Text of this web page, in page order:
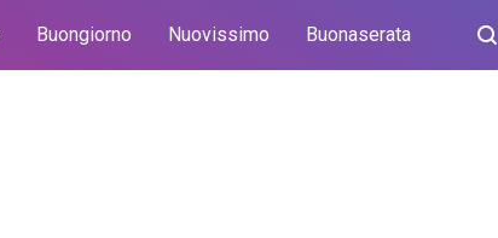
Buongiorno Nuovissimo Buonaserata